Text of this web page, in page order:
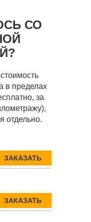
СО
в пределах
за
отдельно.
ЗАКАЗАТЬ
ЗАКАЗАТЬ